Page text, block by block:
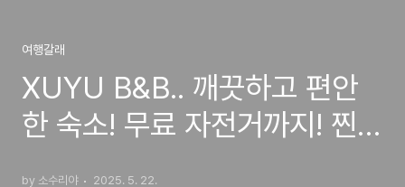
여행갈래
XUYU B&B.. 깨끗하고 편안
한 숙소! 무료 자전거까지! 찐
by 소수리야 2025. 5. 22.